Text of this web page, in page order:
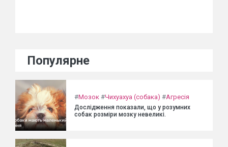
Популярне
#Мозок #Чихуахуа (собака) #Агресія
Дослідження показали, що у розумних
собак розміри мозку невеликі.